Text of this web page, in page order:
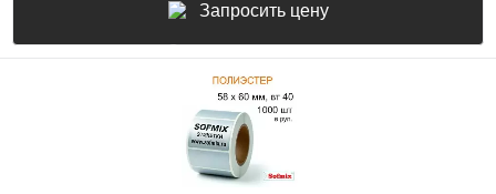
Запросить цену